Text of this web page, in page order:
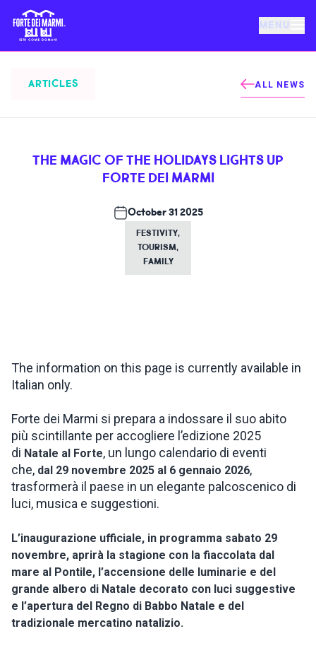
MENU
EVENTS
NEWS
LIVE WEBCAM
CONTACTS
ITA
ARTICLES ALL NEWS
THE MAGIC OF THE HOLIDAYS LIGHTS UP
FORTE DEI MARMI
October 31 2025
FESTIVITY,
TOURISM,
FAMILY
The information on this page is currently available in
Italian only.
Forte dei Marmi si prepara a indossare il suo abito
più scintillante per accogliere l’edizione 2025
di Natale al Forte, un lungo calendario di eventi
che, dal 29 novembre 2025 al 6 gennaio 2026,
trasformerà il paese in un elegante palcoscenico di
luci, musica e suggestioni.
L’inaugurazione ufficiale, in programma sabato 29
novembre, aprirà la stagione con la fiaccolata dal
mare al Pontile, l’accensione delle luminarie e del
grande albero di Natale decorato con luci suggestive
e l’apertura del Regno di Babbo Natale e del
tradizionale mercatino natalizio.